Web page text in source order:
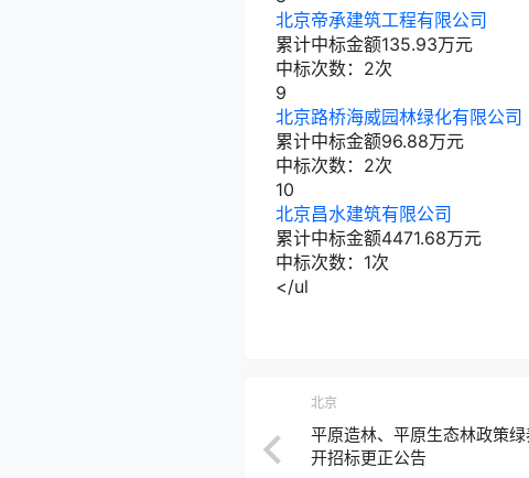
北京帝承建筑工程有限公司
累计中标金额135.93万元
中标次数：2次
9
北京路桥海威园林绿化有限公司
累计中标金额96.88万元
中标次数：2次
10
北京昌水建筑有限公司
累计中标金额4471.68万元
中标次数：1次
</ul
北京
平原造林、平原生态林政策
开招标更正公告